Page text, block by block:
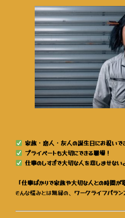
家族・恋人・友人の誕生日にお祝いで
プライベートも大切にできる職場！
仕事のしすぎで大切な人を悲しませな
「仕事ばかりで家族や大切な人との時間が
そんな悩みとは無縁の、ワークライフバラ